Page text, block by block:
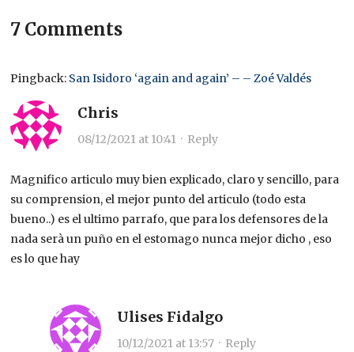
7 Comments
Pingback: San Isidoro ‘again and again’ – – Zoé Valdés
Chris
08/12/2021 at 10:41 · Reply
Magnifico articulo muy bien explicado, claro y sencillo, para
su comprension, el mejor punto del articulo (todo esta
bueno..) es el ultimo parrafo, que para los defensores de la
nada serà un puño en el estomago nunca mejor dicho , eso
es lo que hay
Ulises Fidalgo
10/12/2021 at 13:57 · Reply